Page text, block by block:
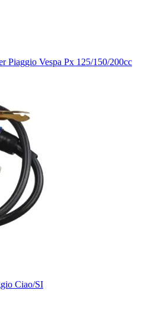
Piaggio Vespa Px 125/150/200cc
Ciao/SI